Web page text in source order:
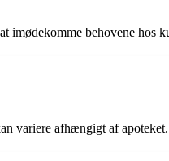
imødekomme behovene hos
variere afhængigt af apoteket.